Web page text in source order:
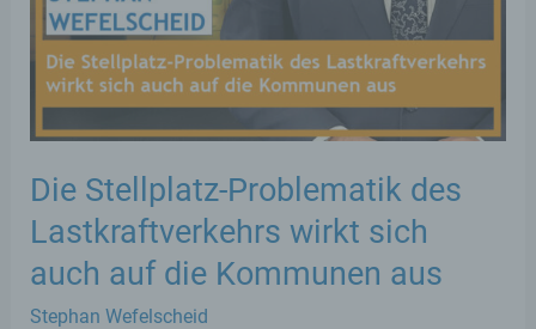
Die Stellplatz-Problematik des
Lastkraftverkehrs wirkt sich
auch auf die Kommunen aus
Stephan Wefelscheid